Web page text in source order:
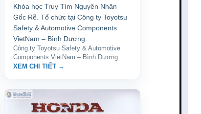
Khóa học Truy Tìm Nguyên Nhân
Gốc Rễ. Tổ chức tại Công ty Toyotsu
Safety & Automotive Components
VietNam – Bình Dương.
Công ty Toyotsu Safety & Automotive
Components VietNam – Bình Dương
XEM CHI TIẾT →